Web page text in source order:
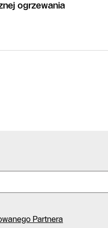
ogrzewania
Partnera